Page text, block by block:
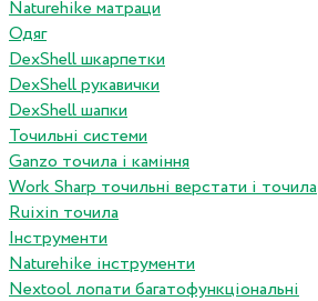
Naturehike матраци
Одяг
DexShell шкарпетки
DexShell рукавички
DexShell шапки
Точильні системи
Ganzo точила і каміння
Work Sharp точильні верстати і точила
Ruixin точила
Інструменти
Naturehike інструменти
Nextool лопати багатофункціональні